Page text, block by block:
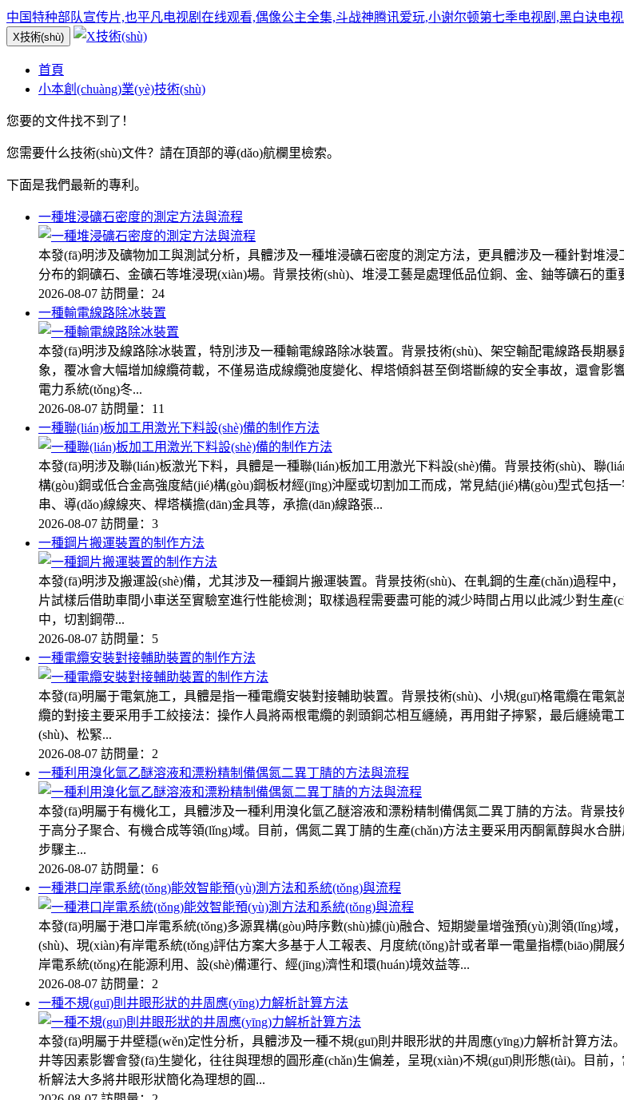
中国特种部队宣传片,也平凡电视剧在线观看,偶像公主全集,斗战神腾讯爱玩,小谢尔顿第七季电视剧,黑白诀电
X技術(shù)
首頁
小本創(chuàng)業(yè)技術(shù)
您要的文件找不到了！
您需要什么技術(shù)文件？請在頂部的導(dǎo)航欄里檢索。
下面是我們最新的專利。
一種堆浸礦石密度的測定方法與流程
本發(fā)明涉及礦物加工與測試分析，具體涉及一種堆浸礦石密度的測定方法，更具體涉及一種針對堆
分布的銅礦石、金礦石等堆浸現(xiàn)場。背景技術(shù)、堆浸工藝是處理低品位銅、金、鈾等礦石的
2026-08-07 訪問量：24
一種輸電線路除冰裝置
本發(fā)明涉及線路除冰裝置，特別涉及一種輸電線路除冰裝置。背景技術(shù)、架空輸配電線路長期
象，覆冰會大幅增加線纜荷載，不僅易造成線纜弛度變化、桿塔傾斜甚至倒塔斷線的安全事故，還會影
電力系統(tǒng)冬...
2026-08-07 訪問量：11
一種聯(lián)板加工用激光下料設(shè)備的制作方法
本發(fā)明涉及聯(lián)板激光下料，具體是一種聯(lián)板加工用激光下料設(shè)備。背景技術(shù)、聯
構(gòu)鋼或低合金高強度結(jié)構(gòu)鋼板材經(jīng)沖壓或切割加工而成，常見結(jié)構(gòu)型式包括
串、導(dǎo)線線夾、桿塔橫擔(dān)金具等，承擔(dān)線路張...
2026-08-07 訪問量：3
一種鋼片搬運裝置的制作方法
本發(fā)明涉及搬運設(shè)備，尤其涉及一種鋼片搬運裝置。背景技術(shù)、在軋鋼的生產(chǎn)過程
片試樣后借助車間小車送至實驗室進行性能檢測；取樣過程需要盡可能的減少時間占用以此減少對生產
中，切割鋼帶...
2026-08-07 訪問量：5
一種電纜安裝對接輔助裝置的制作方法
本發(fā)明屬于電氣施工，具體是指一種電纜安裝對接輔助裝置。背景技術(shù)、小規(guī)格電纜在電
纜的對接主要采用手工絞接法：操作人員將兩根電纜的剝頭銅芯相互纏繞，再用鉗子擰緊，最后纏繞
(shù)、松緊...
2026-08-07 訪問量：2
一種利用溴化氫乙醚溶液和漂粉精制備偶氮二異丁腈的方法與流程
本發(fā)明屬于有機化工，具體涉及一種利用溴化氫乙醚溶液和漂粉精制備偶氮二異丁腈的方法。背景
于高分子聚合、有機合成等領(lǐng)域。目前，偶氮二異丁腈的生產(chǎn)方法主要采用丙酮氰醇與水合
步驟主...
2026-08-07 訪問量：6
一種港口岸電系統(tǒng)能效智能預(yù)測方法和系統(tǒng)與流程
本發(fā)明屬于港口岸電系統(tǒng)多源異構(gòu)時序數(shù)據(jù)融合、短期變量增強預(yù)測領(lǐng)
(shù)、現(xiàn)有岸電系統(tǒng)評估方案大多基于人工報表、月度統(tǒng)計或者單一電量指標(biāo)開
岸電系統(tǒng)在能源利用、設(shè)備運行、經(jīng)濟性和環(huán)境效益等...
2026-08-07 訪問量：2
一種不規(guī)則井眼形狀的井周應(yīng)力解析計算方法
本發(fā)明屬于井壁穩(wěn)定性分析，具體涉及一種不規(guī)則井眼形狀的井周應(yīng)力解析計算方
井等因素影響會發(fā)生變化，往往與理想的圓形產(chǎn)生偏差，呈現(xiàn)不規(guī)則形態(tài)。目
析解法大多將井眼形狀簡化為理想的圓...